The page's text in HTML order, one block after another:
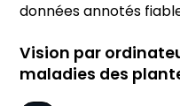
Vision par
maladies des